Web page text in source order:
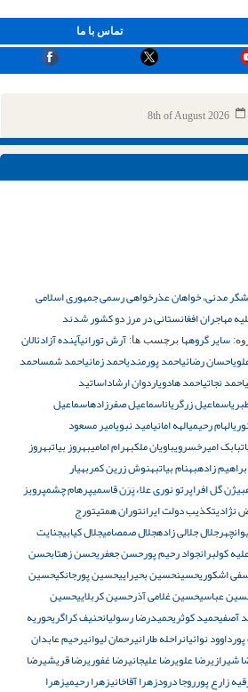
تماس با ما
8th of August 2026
کنشگر مدنی، خواهان عذرخواهی رسمی جمهوری اسلامی
مهاجران افغانستانی در مرز دو کشور شدند
سایر گروهها برچسب ها: آرش تورانیآینده آزادئالان
احسان رضائیاحمد پورمندیاحمد زمانیاحمد شمساحمد
احمد نجاتیاحمد هادویاردوان ارشاداساتید
اسماعیل زرگریاناسماعیل صفرزادهاسماعیل
الهام رحیمیالهه امانیامید نبویامیر مسعود
بابک امیرخسرویباویان ملکبهرام امامیبهروز بیاتبهروز
زادهبهنام بیاتبهنوش زرین کمربهیار
بیژن گل افراپرتو نوری علاءپَرَن قاسمیپرهام چشمپرویز
نژادیتکذیب دولت ایرانتوران همتیتورج
جلال جلالی زادهجلال صمصامیجلال کیابیجنایت
کولبرانجواد رحیم پورحسن جعفریحسن زهتابحسن
اشکوریحسینحسین بحیراییحسین پورجانکیحسین
عباسیحسین غلامی آذرحسین کربلاییحسین
آصفیحمید کوثریحمیدرضا رسولیانحنیف کراگریحوریه
داوود نوائیانراحله طارانیرحمان لیوانیرحیم عابدان
شیرازیرضا علویرضا علیجانیرضا غفوریرضا قریشیرضا
زارع پورروجا درودزهرا آقاخانیزهرا رحیمیزهرا